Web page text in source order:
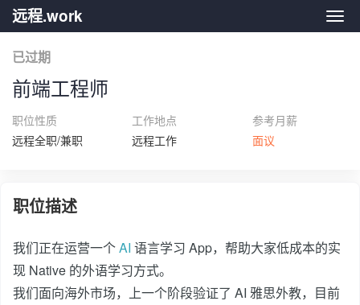
远
远程.work
已过期
前端工程师
职位性质
远程全职/兼职
工作地点
远程工作
参考月薪
面议
职位描述
我们正在运营一个AI 语言学习 App，帮助大家低成本的实
现 Native 的外语学习方式。
我们面向海外市场，上一个阶段验证了 AI 雅思外教，目前